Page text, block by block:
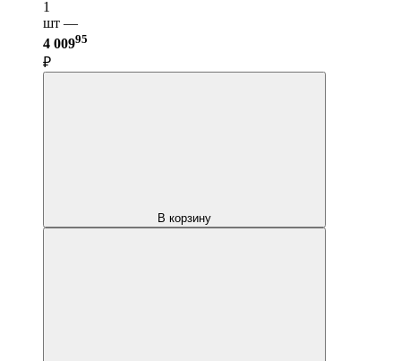
1
шт —
4 00995
₽
В корзину